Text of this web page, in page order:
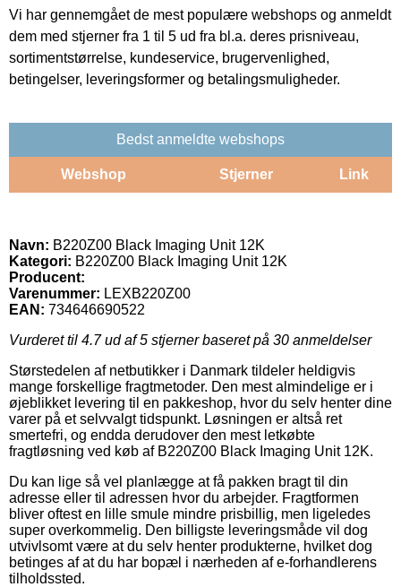
Vi har gennemgået de mest populære webshops og anmeldt
dem med stjerner fra 1 til 5 ud fra bl.a. deres prisniveau,
sortimentstørrelse, kundeservice, brugervenlighed,
betingelser, leveringsformer og betalingsmuligheder.
Bedst anmeldte webshops
Webshop Stjerner Link
Navn: B220Z00 Black Imaging Unit 12K
Kategori: B220Z00 Black Imaging Unit 12K
Producent:
Varenummer: LEXB220Z00
EAN: 734646690522
Vurderet til 4.7ud af 5 stjerner baseret på 30 anmeldelser
Størstedelen af netbutikker i Danmark tildeler heldigvis
mange forskellige fragtmetoder. Den mest almindelige er i
øjeblikket levering til en pakkeshop, hvor du selv henter dine
varer på et selvvalgt tidspunkt. Løsningen er altså ret
smertefri, og endda derudover den mest letkøbte
fragtløsning ved køb af B220Z00 Black Imaging Unit 12K.
Du kan lige så vel planlægge at få pakken bragt til din
adresse eller til adressen hvor du arbejder. Fragtformen
bliver oftest en lille smule mindre prisbillig, men ligeledes
super overkommelig. Den billigste leveringsmåde vil dog
utvivlsomt være at du selv henter produkterne, hvilket dog
betinges af at du har bopæl i nærheden af e-forhandlerens
tilholdssted.